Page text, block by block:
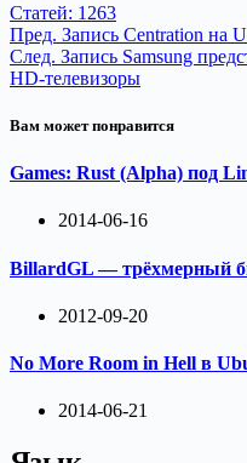
Статей: 1263
Пред. Запись Centration на
След. Запись Samsung
HD-телевизоры
Вам может понравится
Games: Rust (Alpha) под
2014-06-16
BillardGL — трёхмерный
2012-09-20
No More Room in Hell в
2014-06-21